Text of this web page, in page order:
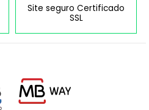
Site seguro Certificado
SSL